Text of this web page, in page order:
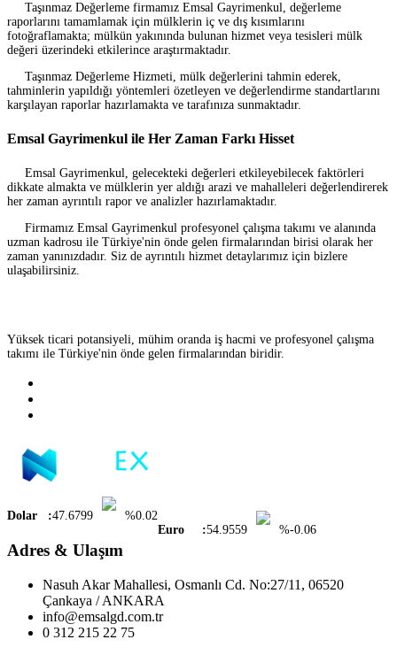
Taşınmaz Değerleme firmamız Emsal Gayrimenkul, değerleme
raporlarını tamamlamak için mülklerin iç ve dış kısımlarını
fotoğraflamakta; mülkün yakınında bulunan hizmet veya tesisleri mülk
değeri üzerindeki etkilerince araştırmaktadır.
Taşınmaz Değerleme Hizmeti, mülk değerlerini tahmin ederek,
tahminlerin yapıldığı yöntemleri özetleyen ve değerlendirme standartlarını
karşılayan raporlar hazırlamakta ve tarafınıza sunmaktadır.
Emsal Gayrimenkul ile Her Zaman Farkı Hisset
Emsal Gayrimenkul, gelecekteki değerleri etkileyebilecek faktörleri
dikkate almakta ve mülklerin yer aldığı arazi ve mahalleleri değerlendirerek
her zaman ayrıntılı rapor ve analizler hazırlamaktadır.
Firmamız Emsal Gayrimenkul profesyonel çalışma takımı ve alanında
uzman kadrosu ile Türkiye'nin önde gelen firmalarından birisi olarak her
zaman yanınızdadır. Siz de ayrıntılı hizmet detaylarımız için bizlere
ulaşabilirsiniz.
Yüksek ticari potansiyeli, mühim oranda iş hacmi ve profesyonel çalışma
takımı ile Türkiye'nin önde gelen firmalarından biridir.
Dolar :47.6799
%0.02
Euro :54.9559 %-0.06
Adres & Ulaşım
Nasuh Akar Mahallesi, Osmanlı Cd. No:27/11, 06520
Çankaya / ANKARA
info@emsalgd.com.tr
0 312 215 22 75